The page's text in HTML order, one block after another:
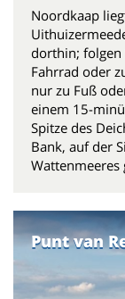
Noordkaap
dorthin; folgen
Fahrrad oder
nur zu Fuß
einem 15-
Spitze des
Bank, auf der
Wattenmeeres
Punt van